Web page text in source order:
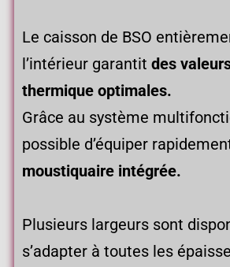
Le caisson de BSO
l’intérieur garantit des
thermique optimales.
Grâce au système
possible d’équiper
moustiquaire intégrée.
Plusieurs largeurs sont
s’adapter à toutes les